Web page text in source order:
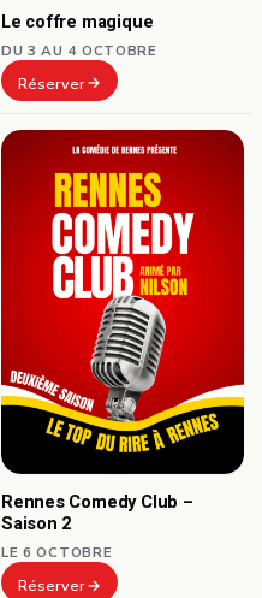
Le coffre magique
DU 3 AU 4 OCTOBRE
Réserver
Rennes Comedy Club –
Saison 2
LE 6 OCTOBRE
Réserver